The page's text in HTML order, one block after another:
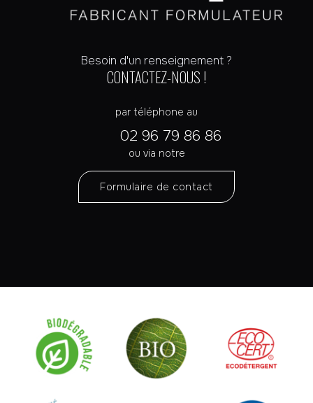
Besoin d'un renseignement ?
CONTACTEZ-NOUS !
par téléphone au
02 96 79 86 86
ou via notre
Formulaire de contact